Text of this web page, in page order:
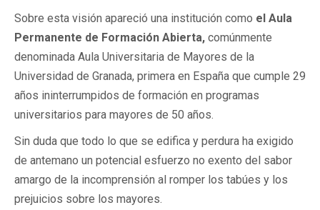
Sobre esta visión apareció una institución como el Aula
Permanente de Formación Abierta, comúnmente
denominada Aula Universitaria de Mayores de la
Universidad de Granada, primera en España que cumple 29
años ininterrumpidos de formación en programas
universitarios para mayores de 50 años.
Sin duda que todo lo que se edifica y perdura ha exigido
de antemano un potencial esfuerzo no exento del sabor
amargo de la incomprensión al romper los tabúes y los
prejuicios sobre los mayores.